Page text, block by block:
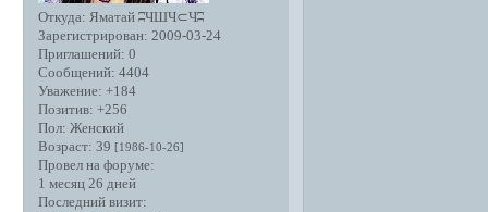
Откуда: Яматай ʭЧШЧ⊂Чʭ
Зарегистрирован: 2009-03-24
Приглашений: 0
Сообщений: 4404
Уважение: +184
Позитив: +256
Пол: Женский
Возраст: 39 [1986-10-26]
Провел на форуме:
1 месяц 26 дней
Последний визит: